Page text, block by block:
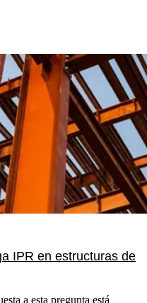
IPR en estructuras de
a esta pregunta está